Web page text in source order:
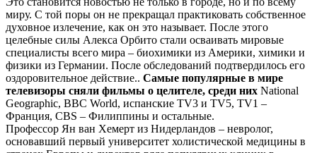
миру. С той поры он не прекращал практиковать собственное
духовное излечение, как он это называет. После этого
целебные силы Алекса Орбито стали осваивать мировые
специалисты всего мира – биохимики из Америки, химики и
физики из Германии. После обследований подтвердилось его
оздоровительное действие.. Самые популярные в мире
телевизоры сняли фильмы о целителе, среди них National
Geographic, BBC World, испанские TV3 и TV5, TV1 –
Франция, CBS – Филиппины и остальные.
Профессор Ян ван Хемерт из Нидерландов – невролог,
основавший первый университет холистической медицины в